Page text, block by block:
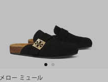
メロー ミュール